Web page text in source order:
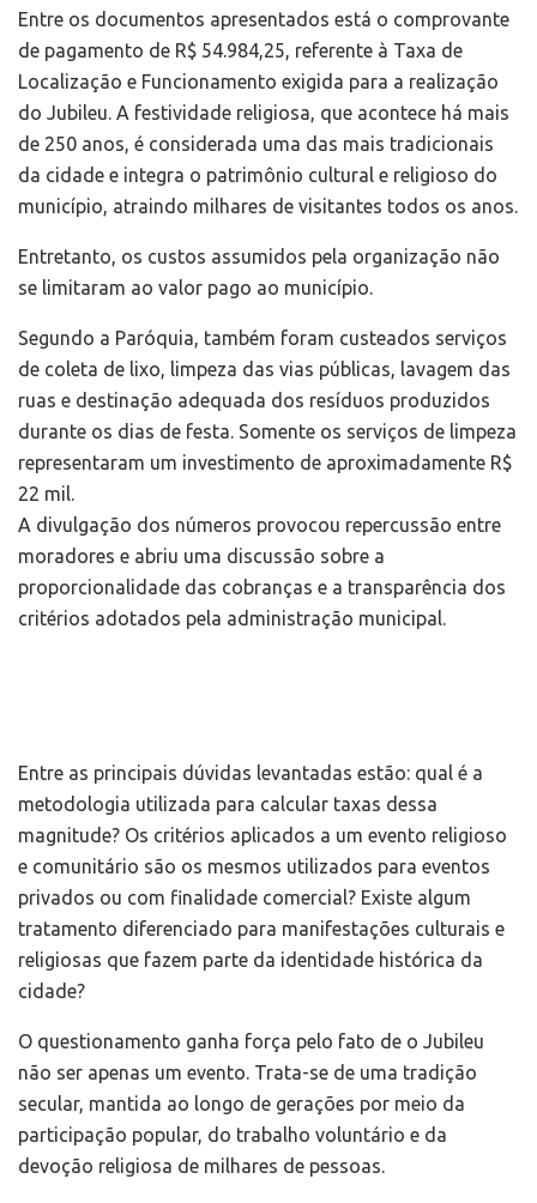
Entre os documentos apresentados está o comprovante
de pagamento de R$ 54.984,25, referente à Taxa de
Localização e Funcionamento exigida para a realização
do Jubileu. A festividade religiosa, que acontece há mais
de 250 anos, é considerada uma das mais tradicionais
da cidade e integra o patrimônio cultural e religioso do
município, atraindo milhares de visitantes todos os anos.
Entretanto, os custos assumidos pela organização não
se limitaram ao valor pago ao município.
Segundo a Paróquia, também foram custeados serviços
de coleta de lixo, limpeza das vias públicas, lavagem das
ruas e destinação adequada dos resíduos produzidos
durante os dias de festa. Somente os serviços de limpeza
representaram um investimento de aproximadamente R$
22 mil.
A divulgação dos números provocou repercussão entre
moradores e abriu uma discussão sobre a
proporcionalidade das cobranças e a transparência dos
critérios adotados pela administração municipal.
Entre as principais dúvidas levantadas estão: qual é a
metodologia utilizada para calcular taxas dessa
magnitude? Os critérios aplicados a um evento religioso
e comunitário são os mesmos utilizados para eventos
privados ou com finalidade comercial? Existe algum
tratamento diferenciado para manifestações culturais e
religiosas que fazem parte da identidade histórica da
cidade?
O questionamento ganha força pelo fato de o Jubileu
não ser apenas um evento. Trata-se de uma tradição
secular, mantida ao longo de gerações por meio da
participação popular, do trabalho voluntário e da
devoção religiosa de milhares de pessoas.